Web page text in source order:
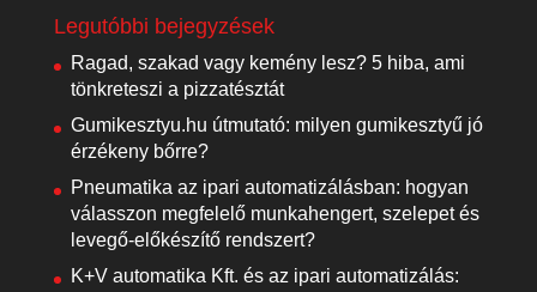
Legutóbbi bejegyzések
Ragad, szakad vagy kemény lesz? 5 hiba, ami
tönkreteszi a pizzatésztát
Gumikesztyu.hu útmutató: milyen gumikesztyű jó
érzékeny bőrre?
Pneumatika az ipari automatizálásban: hogyan
válasszon megfelelő munkahengert, szelepet és
levegő-előkészítő rendszert?
K+V automatika Kft. és az ipari automatizálás: